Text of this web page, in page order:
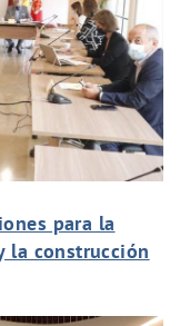
para la
la construcción